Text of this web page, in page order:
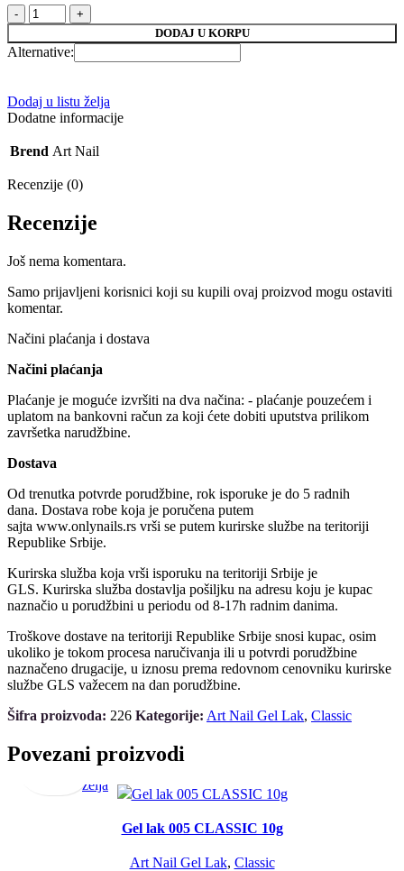
Gel
lak
226
CLASSIC
DODAJ U KORPU
Alternative:
Dodaj u listu želja
Dodatne informacije
Brend Art Nail
Recenzije (0)
Recenzije
Još nema komentara.
Samo prijavljeni korisnici koji su kupili ovaj proizvod mogu ostaviti
komentar.
Načini plaćanja i dostava
Načini plaćanja
Plaćanje je moguće izvršiti na dva načina: - plaćanje pouzećem i
uplatom na bankovni račun za koji ćete dobiti uputstva prilikom
završetka narudžbine.
Dostava
Od trenutka potvrde porudžbine, rok isporuke je do 5 radnih
dana. Dostava robe koja je poručena putem
sajta www.onlynails.rs vrši se putem kurirske službe na teritoriji
Republike Srbije.
Kurirska služba koja vrši isporuku na teritoriji Srbije je
GLS. Kurirska služba dostavlja pošiljku na adresu koju je kupac
naznačio u porudžbini u periodu od 8-17h radnim danima.
Troškove dostave na teritoriji Republike Srbije snosi kupac, osim
ukoliko je tokom procesa naručivanja ili u potvrdi porudžbine
naznačeno drugacije, u iznosu prema redovnom cenovniku kurirske
službe GLS važecem na dan porudžbine.
Šifra proizvoda: 226 Kategorije: Art Nail Gel Lak, Classic
Povezani proizvodi
Dodaj
korpu
Brz
pregled
Dodaj
listu
želja
Gel lak 005 CLASSIC 10g
Art Nail Gel Lak, Classic